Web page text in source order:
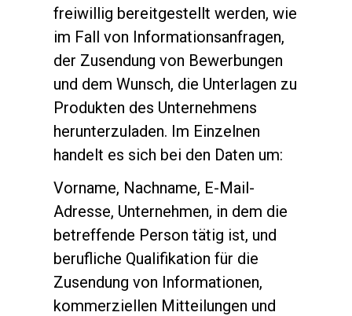
freiwillig bereitgestellt werden, wie
im Fall von Informationsanfragen,
der Zusendung von Bewerbungen
und dem Wunsch, die Unterlagen zu
Produkten des Unternehmens
herunterzuladen. Im Einzelnen
handelt es sich bei den Daten um:
Vorname, Nachname, E-Mail-
Adresse, Unternehmen, in dem die
betreffende Person tätig ist, und
berufliche Qualifikation für die
Zusendung von Informationen,
kommerziellen Mitteilungen und